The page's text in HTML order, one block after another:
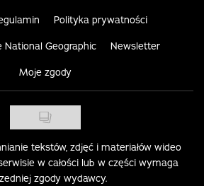
Polityka prywatności
Geographic Newsletter
Moje zgody
tekstów, zdjęć i materiałów wideo
w całości lub w części wymaga
zgody wydawcy.